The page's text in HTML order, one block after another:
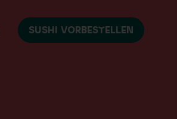
SUSHI VORBESTELLEN